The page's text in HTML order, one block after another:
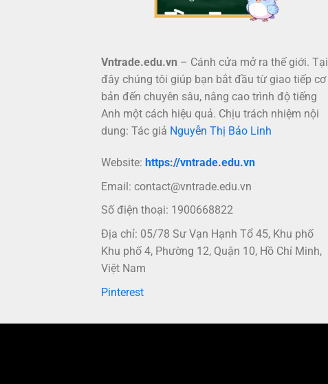
Vntrade.edu.vn – Cánh cửa mở ra thế giới. Tại
đây chúng tôi giúp bạn bắt đầu từ giao tiếp cơ
bản đến chuyên sâu, nâng cao trình độ tiếng
Anh một cách hiệu quả. Chịu trách nhiệm nội
dung: Tác giả Nguyễn Thị Bảo Linh
Website: https://vntrade.edu.vn
Email: contact@vntrade.edu.vn
Số điện thoại: 1900668822
Địa chỉ: 05/78 Sư Vạn Hạnh Tổ 45, Khu phố
Khu phố 4, Phường 12, Quận 10, Hồ Chí Minh,
Việt Nam
Pinterest